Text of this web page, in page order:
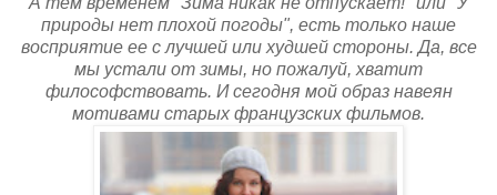
природы нет плохой погоды", есть только наше
восприятие ее с лучшей или худшей стороны. Да, все
мы устали от зимы, но пожалуй, хватит
философствовать. И сегодня мой образ навеян
мотивами старых французских фильмов.